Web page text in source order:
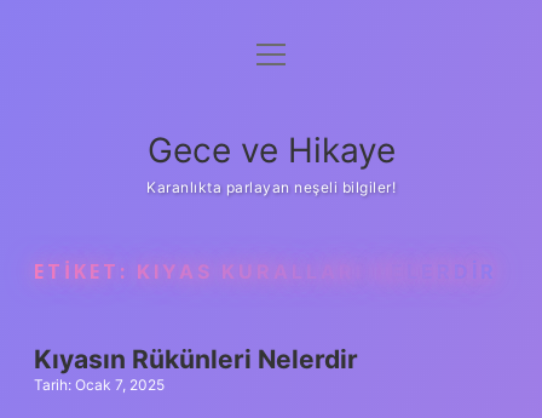
Anasayfa
Yasal Uyarı
menüyü
Gece ve Hikaye
Karanlıkta parlayan neşeli bilgiler!
ETIKET: KIYAS KURALLARI NELERDIR
Kıyasın Rükünleri Nelerdir
Tarih: Ocak 7, 2025